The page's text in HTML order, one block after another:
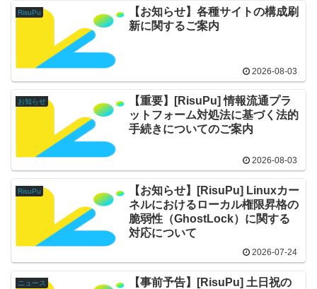
RisuPu
【お知らせ】各種サイトの構成刷
新に関するご案内
2026-08-03
お知らせ
【重要】[RisuPu] 情報流通プラ
ットフォーム対処法に基づく法的
手続きについてのご案内
2026-08-03
RisuPu
【お知らせ】[RisuPu] Linuxカー
ネルにおけるローカル権限昇格の
脆弱性（GhostLock）に関する
対応について
2026-07-24
ニュース
【事前予告】[RisuPu] 土日祝の